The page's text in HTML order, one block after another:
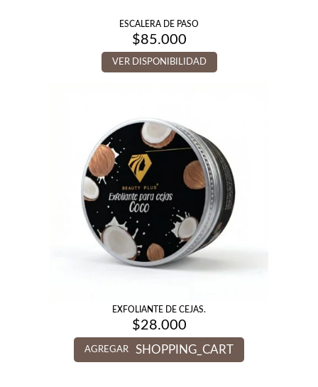
ESCALERA DE PASO
$85.000
VER DISPONIBILIDAD
EXFOLIANTE DE CEJAS.
$28.000
AGREGAR SHOPPING_CART